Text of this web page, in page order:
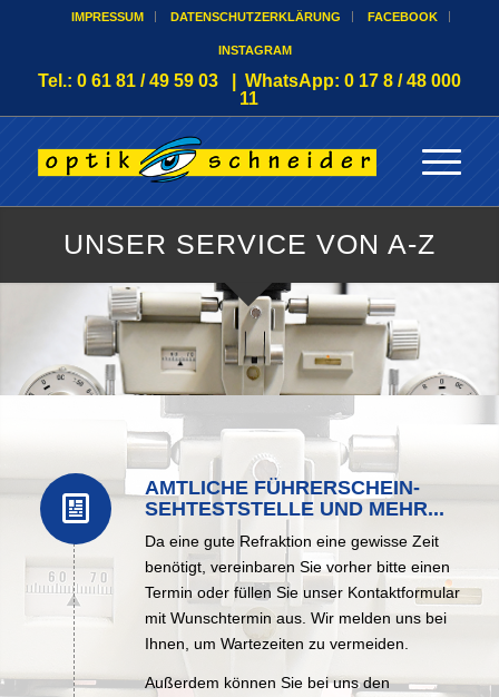
IMPRESSUM DATENSCHUTZERKLÄRUNG FACEBOOK
INSTAGRAM
Tel.: 0 61 81 / 49 59 03 | WhatsApp: 0 17 8 / 48 000
11
UNSER SERVICE VON A-Z
AMTLICHE FÜHRERSCHEIN-
SEHTESTSTELLE UND MEHR...
Da eine gute Refraktion eine gewisse Zeit
benötigt, vereinbaren Sie vorher bitte einen
Termin oder füllen Sie unser Kontaktformular
mit Wunschtermin aus. Wir melden uns bei
Ihnen, um Wartezeiten zu vermeiden.
Außerdem können Sie bei uns den